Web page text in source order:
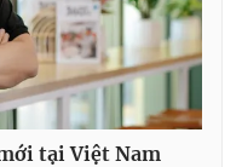
tại Việt Nam